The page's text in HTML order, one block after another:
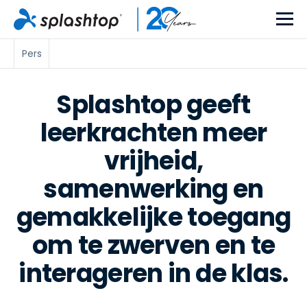
Pers
Splashtop geeft
leerkrachten meer
vrijheid,
samenwerking en
gemakkelijke toegang
om te zwerven en te
interageren in de klas.